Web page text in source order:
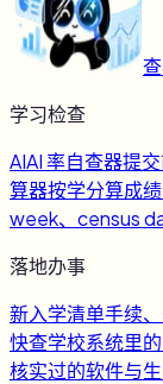
学习检查
AIAI 率自查器提
算器按学分算成
week、census
落地办事
新入学清单手续
快查学校系统里
核实过的软件与